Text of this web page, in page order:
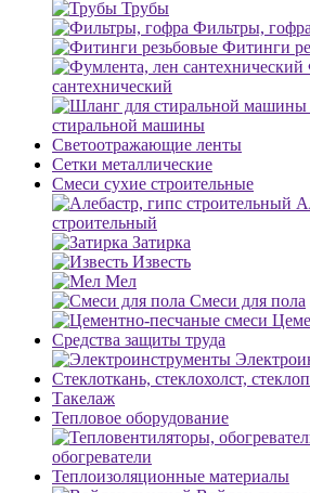
Трубы
Фильтры, гофра
Фитинги
сантехнический
стиральной машины
Светоотражающие ленты
Сетки металлические
Смеси сухие строительные
строительный
Затирка
Известь
Мел
Смеси для пола
Средства защиты труда
Стеклоткань, стеклохолст,
Такелаж
Тепловое оборудование
обогреватели
Теплоизоляционные материалы